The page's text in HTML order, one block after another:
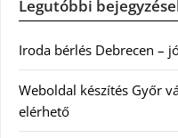
Legutóbbi
Iroda bérlés Debrecen –
Weboldal készítés Győr
elérhető